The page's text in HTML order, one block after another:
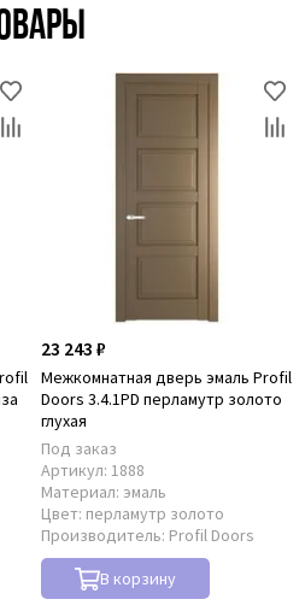
23 243 ₽
Межкомнатная дверь эмаль Profil
Doors 3.4.1PD перламутр золото
глухая
Под заказ
Артикул: 1888
Материал: эмаль
Цвет: перламутр золото
Производитель: Profil Doors
В корзину